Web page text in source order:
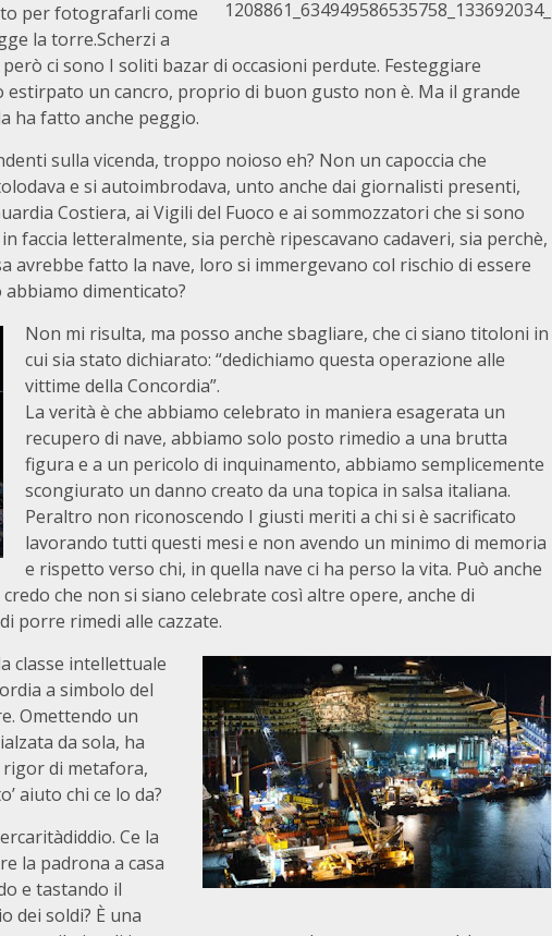
per fotografarli come
la torre.Scherzi a
ci sono I soliti bazar di occasioni perdute. Festeggiare
estirpato un cancro, proprio di buon gusto non è. Ma il grande
ha fatto anche peggio.
sulla vicenda, troppo noioso eh? Non un capoccia che
e si autoimbrodava, unto anche dai giornalisti presenti,
Costiera, ai Vigili del Fuoco e ai sommozzatori che si sono
faccia letteralmente, sia perchè ripescavano cadaveri, sia perchè,
avrebbe fatto la nave, loro si immergevano col rischio di essere
dimenticato?
Non mi risulta, ma posso anche sbagliare, che ci siano titoloni in
cui sia stato dichiarato: “dedichiamo questa operazione alle
vittime della Concordia”.
La verità è che abbiamo celebrato in maniera esagerata un
recupero di nave, abbiamo solo posto rimedio a una brutta
figura e a un pericolo di inquinamento, abbiamo semplicemente
scongiurato un danno creato da una topica in salsa italiana.
Peraltro non riconoscendo I giusti meriti a chi si è sacrificato
lavorando tutti questi mesi e non avendo un minimo di memoria
e rispetto verso chi, in quella nave ci ha perso la vita. Può anche
che non si siano celebrate così altre opere, anche di
porre rimedi alle cazzate.
classe intellettuale
a simbolo del
Omettendo un
da sola, ha
di metafora,
aiuto chi ce lo da?
Ce la
la padrona a casa
e tastando il
dei soldi? È una